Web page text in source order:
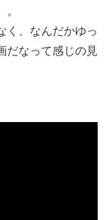
く、なんだかゆっ
だなって感じの見